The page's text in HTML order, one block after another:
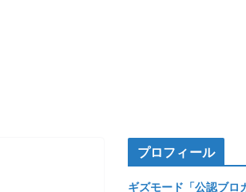
プロフィール
ギズモード「公認ブロ